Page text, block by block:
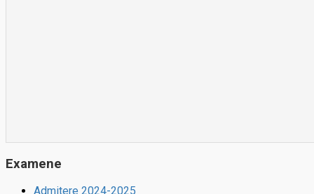
Examene
Admitere 2024-2025